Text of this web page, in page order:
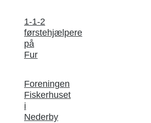
1-1-2
førstehjælpere
på
Fur
Foreningen
Fiskerhuset
i
Nederby